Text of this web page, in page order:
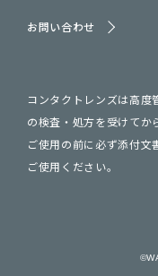
お問い合わせ
コンタクトレンズは高度
の検査・処方を受けてか
ご使用の前に必ず添付文
ご使用ください。